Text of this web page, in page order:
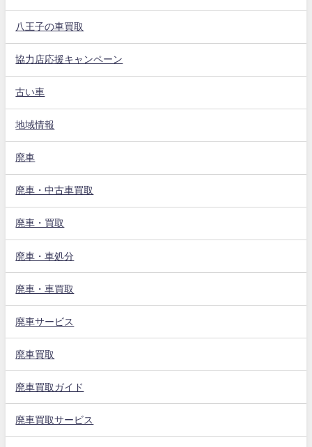
八王子の車買取
協力店応援キャンペーン
古い車
地域情報
廃車
廃車・中古車買取
廃車・買取
廃車・車処分
廃車・車買取
廃車サービス
廃車買取
廃車買取ガイド
廃車買取サービス